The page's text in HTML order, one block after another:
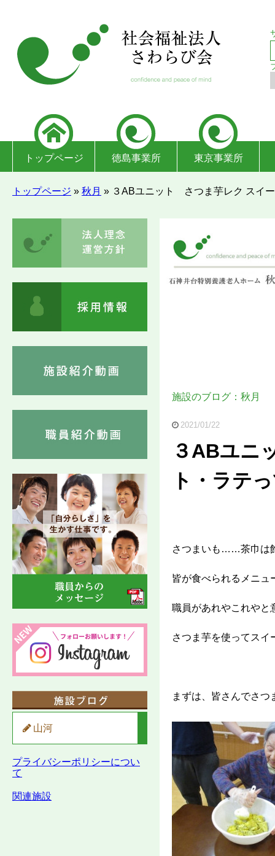
トップページ 徳島事業所 東京事業所
トップページ » 秋月 » ３ABユニット さつま芋レク スイ
施設のブログ：秋月
2021/01/22
３ABユニ
ト・ラテ
さつまいも……茶巾は
皆が食べられるメニュ
職員があれやこれやと
さつま芋を使ってスイ
まずは、皆さんでさ
山河
プライバシーポリシーについ
て
関連施設